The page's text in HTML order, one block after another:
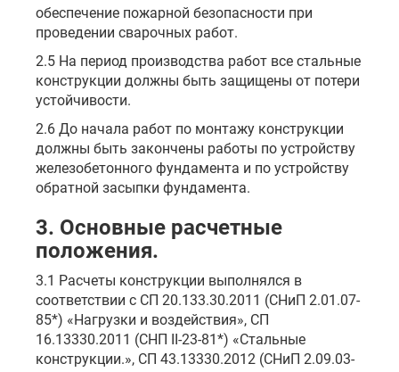
обеспечение пожарной безопасности при
проведении сварочных работ.
2.5 На период производства работ все стальные
конструкции должны быть защищены от потери
устойчивости.
2.6 До начала работ по монтажу конструкции
должны быть закончены работы по устройству
железобетонного фундамента и по устройству
обратной засыпки фундамента.
3. Основные расчетные
положения.
3.1 Расчеты конструкции выполнялся в
соответствии с СП 20.133.30.2011 (СНиП 2.01.07-
85*) «Нагрузки и воздействия», СП
16.13330.2011 (СНП II-23-81*) «Стальные
конструкции.», СП 43.13330.2012 (СНиП 2.09.03-